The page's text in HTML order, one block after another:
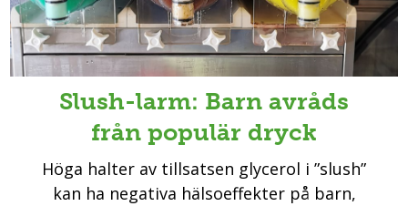
Slush-larm: Barn avråds
från populär dryck
Höga halter av tillsatsen glycerol i ”slush”
kan ha negativa hälsoeffekter på barn,